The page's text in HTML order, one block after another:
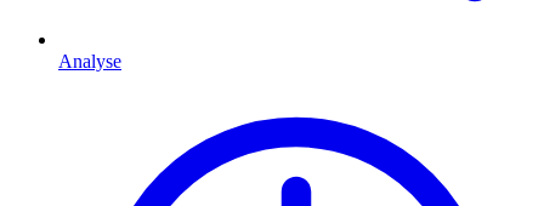
Analyse